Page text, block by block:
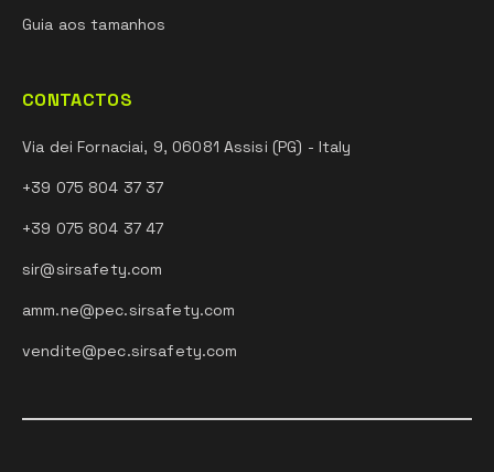
Guia aos tamanhos
CONTACTOS
Via dei Fornaciai, 9, 06081 Assisi (PG) - Italy
+39 075 804 37 37
+39 075 804 37 47
sir@sirsafety.com
amm.ne@pec.sirsafety.com
vendite@pec.sirsafety.com